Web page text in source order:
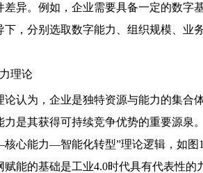
差异。例如，企业需要具备一定的数字
下，分别选取数字能力、组织规模、业
理论
论认为，企业是独特资源与能力的集合
力是其获得可持续竞争优势的重要源泉
心能力—智能化转型”理论逻辑，如图
赋能的基础是工业4.0时代具有代表性